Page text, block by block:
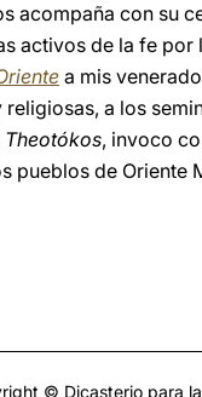
acompaña con su
activos de la fe
a mis
a los
Theotókos, invoco
pueblos de
© Dicasterio para